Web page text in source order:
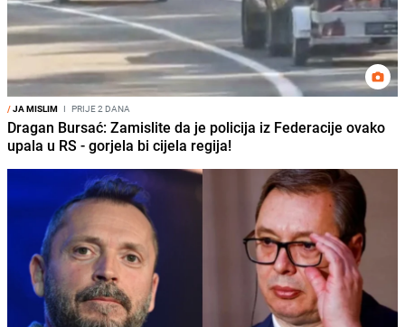
/JA MISLIM I PRIJE 2 DANA
Dragan Bursać: Zamislite da je policija iz Federacije ovako
upala u RS - gorjela bi cijela regija!